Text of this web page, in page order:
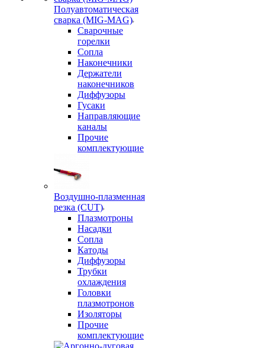
Полуавтоматическая
сварка (MIG-MAG)
Сварочные
горелки
Сопла
Наконечники
Держатели
наконечников
Диффузоры
Гусаки
Направляющие
каналы
Прочие
комплектующие
Воздушно-плазменная
резка (CUT)
Плазмотроны
Насадки
Сопла
Катоды
Диффузоры
Трубки
охлаждения
Головки
плазмотронов
Изоляторы
Прочие
комплектующие